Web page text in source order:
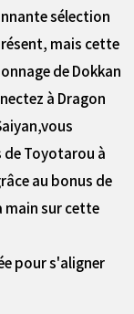
sélection
mais cette
de Dokkan
à Dragon
Toyotarou à
au bonus de
main sur cette
pour s'aligner